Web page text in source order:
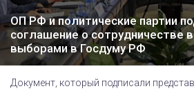
ОП РФ и политические партии
соглашение о сотрудничестве
выборами в Госдуму РФ
Документ, который подписали